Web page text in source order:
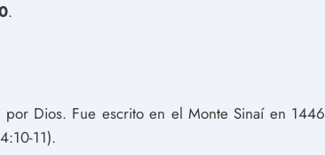
.
Dios. Fue escrito en el Monte Sinaí en 1446
11).